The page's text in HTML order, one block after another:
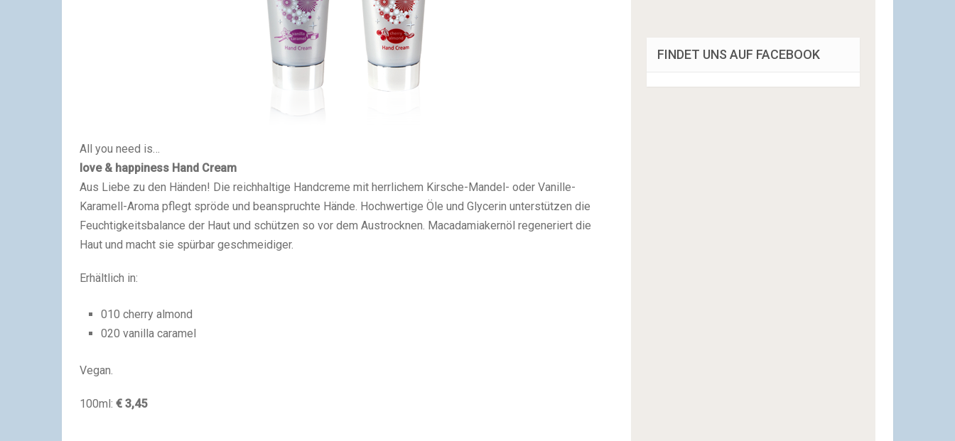
All you need is…
love & happiness Hand Cream
Aus Liebe zu den Händen! Die reichhaltige Handcreme mit herrlichem Kirsche-Mandel- oder Vanille-
Karamell-Aroma pflegt spröde und beanspruchte Hände. Hochwertige Öle und Glycerin unterstützen die
Feuchtigkeitsbalance der Haut und schützen so vor dem Austrocknen. Macadamiakernöl regeneriert die
Haut und macht sie spürbar geschmeidiger.
Erhältlich in:
010 cherry almond
020 vanilla caramel
Vegan.
100ml: € 3,45
FINDET UNS AUF FACEBOOK